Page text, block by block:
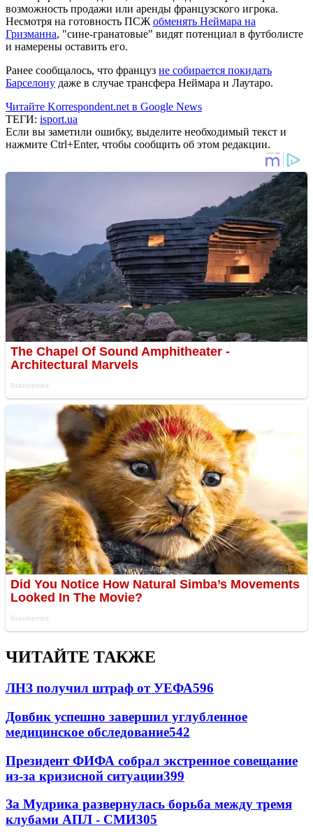
возможность продажи или аренды французского игрока.
Несмотря на готовность ПСЖ обменять Неймара на
Гризманна, "сине-гранатовые" видят потенциал в футболисте
и намерены оставить его.
Ранее сообщалось, что француз не собирается покидать
Барселону даже в случае трансфера Неймара и Лаутаро.
Читайте Korrespondent.net в Google News
ТЕГИ: isport.ua
Если вы заметили ошибку, выделите необходимый текст и
нажмите Ctrl+Enter, чтобы сообщить об этом редакции.
ЧИТАЙТЕ ТАКЖЕ
ЛНЗ получил штраф от УЕФА596
Довбик успешно завершил углубленное
медицинское обследование542
Президент ФИФА собрал экстренное совещание
из-за кризисной ситуации399
За Мудрика развернулась борьба между тремя
клубами АПЛ - СМИ305